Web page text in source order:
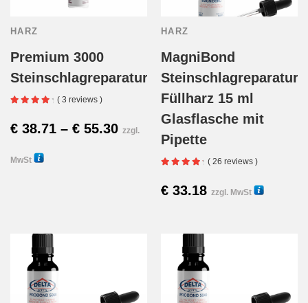
Optionen
HARZ
Premium 3000
Steinschlagreparaturharz
( 3 reviews )
€ 38.71 – € 55.30Preisspanne:
zzgl.
MwSt
Varianten
HARZ
MagniBond
Steinschlagreparatur
Füllharz 15 ml
Glasflasche mit
Pipette
( 26 reviews )
€ 33.18 zzgl. MwSt